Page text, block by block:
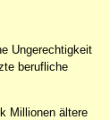
Ungerechtigkeit
berufliche
Millionen ältere